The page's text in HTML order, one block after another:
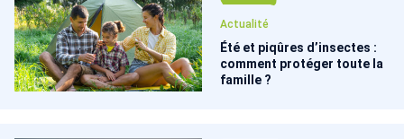
Actualité
Été et piqûres d’insectes :
comment protéger toute la
famille ?